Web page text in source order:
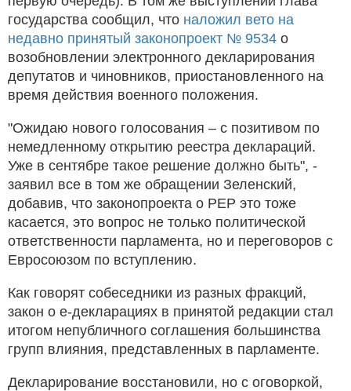
государства сообщил, что наложил вето на
недавно принятый законопроект № 9534 о
возобновлении электронного декларирования
депутатов и чиновников, приостановленного на
время действия военного положения.
"Ожидаю нового голосования – с позитивом по
немедленному открытию реестра деклараций.
Уже в сентябре такое решение должно быть", -
заявил все в том же обращении Зеленский,
добавив, что законопроекта о PEP это тоже
касается, это вопрос не только политической
ответственности парламента, но и переговоров с
Евросоюзом по вступлению.
Как говорят собеседники из разных фракций,
закон о e-декларациях в принятой редакции стал
итогом непубличного соглашения большинства
групп влияния, представленных в парламенте.
Декларирование восстановили, но с оговоркой,